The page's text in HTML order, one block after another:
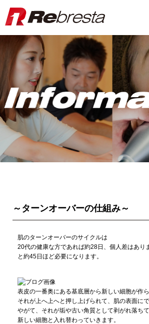
～ターンオーバーの仕組み～
肌のターンオーバーのサイクルは
20代の健康な方であれば約28日、個人差はあり
と約45日ほど必要になります。
表皮の一番奥にある基底層から新しい細胞が作ら
それが上へ上へと押し上げられて、肌の表面に
やがて、それが垢や古い角質として剥がれ落ちて
新しい細胞と入れ替わっていきます。